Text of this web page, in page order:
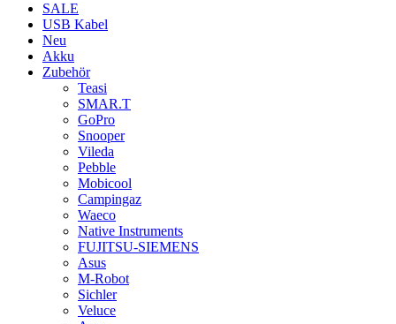
SALE
USB Kabel
Neu
Akku
Zubehör
Teasi
SMAR.T
GoPro
Snooper
Vileda
Pebble
Mobicool
Campingaz
Waeco
Native Instruments
FUJITSU-SIEMENS
Asus
M-Robot
Sichler
Veluce